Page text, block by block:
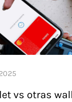
vs otras